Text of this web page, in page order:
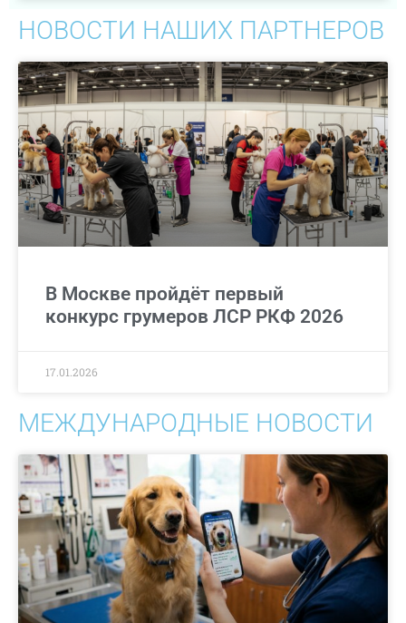
НОВОСТИ НАШИХ ПАРТНЕРОВ
В Москве пройдёт первый
конкурс грумеров ЛСР РКФ 2026
17.01.2026
МЕЖДУНАРОДНЫЕ НОВОСТИ